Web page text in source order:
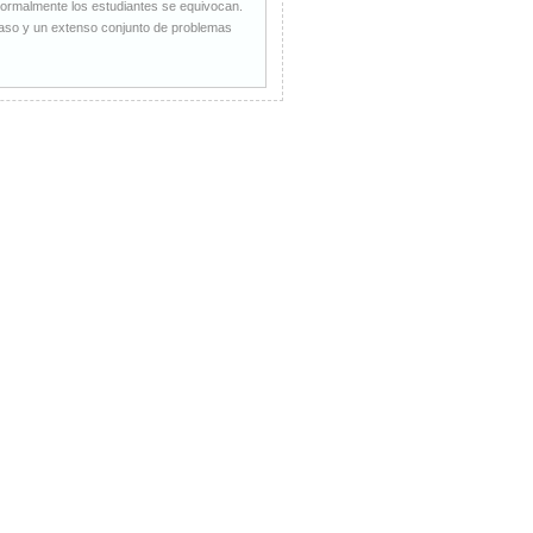
los estudiantes se equivocan.
y un extenso conjunto de problemas